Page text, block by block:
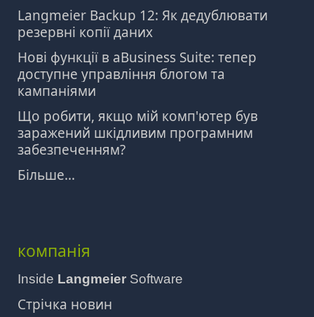
Langmeier Backup 12: Як дедублювати
резервні копії даних
Нові функції в aBusiness Suite: тепер
доступне управління блогом та
кампаніями
Що робити, якщо мій комп'ютер був
заражений шкідливим програмним
забезпеченням?
Більше...
компанія
Inside Langmeier Software
Стрічка новин